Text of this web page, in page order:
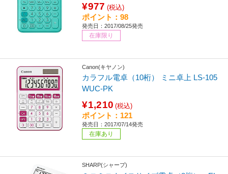
¥977 (税込)
ポイント：98
発売日：2017/08/25発売
在庫限り
Canon(キヤノン)
カラフル電卓（10桁） ミニ卓上 LS-105
WUC-PK
¥1,210 (税込)
ポイント：121
発売日：2017/07/14発売
在庫あり
SHARP(シャープ)